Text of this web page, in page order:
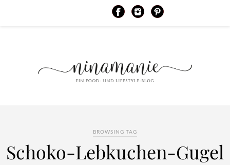
BROWSING TAG
Schoko-Lebkuchen-Gugel